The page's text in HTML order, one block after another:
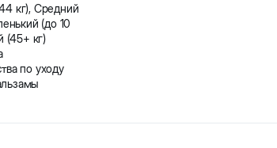
кг), Средний
(до 10
(45+ кг)
по уходу